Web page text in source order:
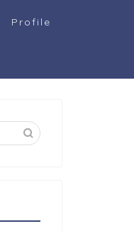
Profile